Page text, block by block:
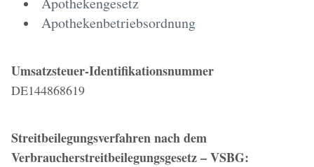
Apothekenbetriebsordnung
Umsatzsteuer-Identifikationsnummer
DE144868619
Streitbeilegungsverfahren nach dem
Verbraucherstreitbeilegungsgesetz – VSBG: